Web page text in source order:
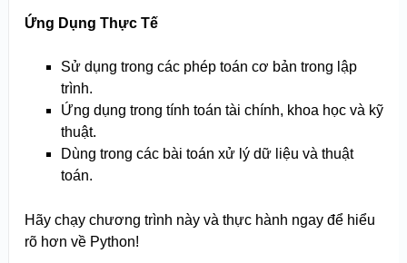
Ứng Dụng Thực Tế
Sử dụng trong các phép toán cơ bản trong lập
trình.
Ứng dụng trong tính toán tài chính, khoa học và kỹ
thuật.
Dùng trong các bài toán xử lý dữ liệu và thuật
toán.
Hãy chạy chương trình này và thực hành ngay để hiểu
rõ hơn về Python!